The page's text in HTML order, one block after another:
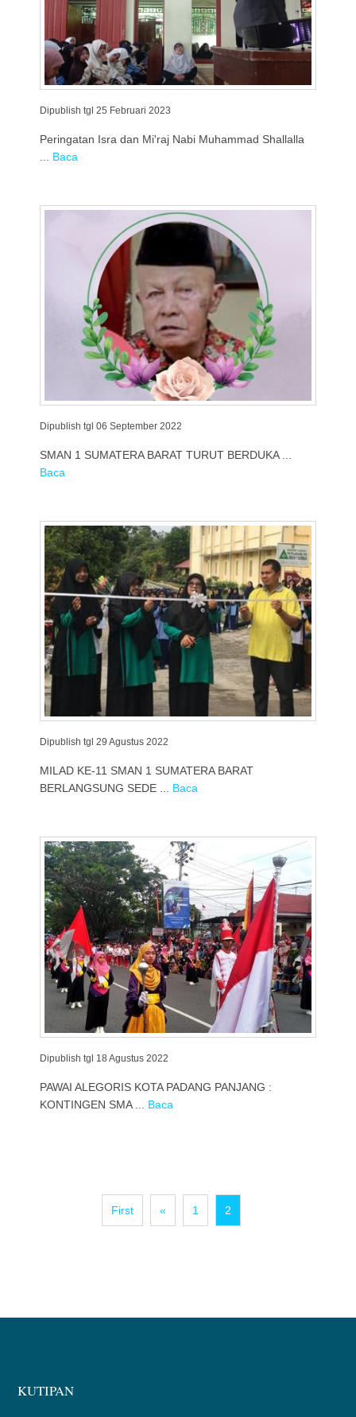
Dipublish tgl 25 Februari 2023
Peringatan Isra dan Mi'raj Nabi Muhammad Shallalla
Baca
Dipublish tgl 06 September 2022
SMAN 1 SUMATERA BARAT TURUT BERDUKA ...
Baca
Dipublish tgl 29 Agustus 2022
MILAD KE-11 SMAN 1 SUMATERA BARAT
BERLANGSUNG SEDE ... Baca
Dipublish tgl 18 Agustus 2022
PAWAI ALEGORIS KOTA PADANG PANJANG :
KONTINGEN SMA ... Baca
First « 1 2
KUTIPAN